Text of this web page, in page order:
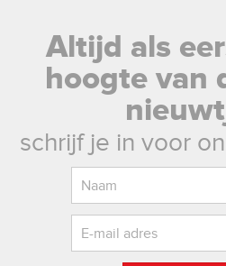
Altijd als
hoogte van
schrijf je in voor